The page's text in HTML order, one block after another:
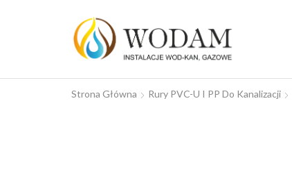
Strona Główna Rury PVC-U I PP Do Kanalizacji